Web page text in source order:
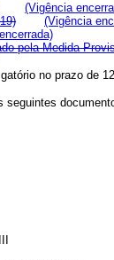
(Vigência
(Vigência
pela Medida
no prazo de
seguintes